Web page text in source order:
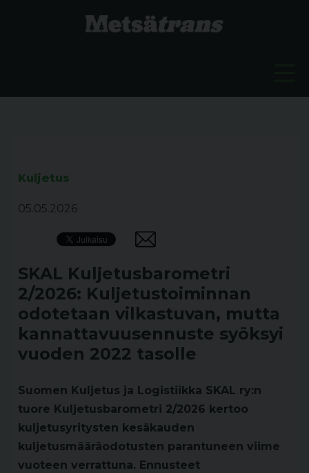
Kuljetus
05.05.2026
SKAL Kuljetusbarometri
2/2026: Kuljetustoiminnan
odotetaan vilkastuvan, mutta
kannattavuusennuste syöksyi
vuoden 2022 tasolle
Suomen Kuljetus ja Logistiikka SKAL ry:n
tuore Kuljetusbarometri 2/2026 kertoo
kuljetusyritysten kesäkauden
kuljetusmääräodotusten parantuneen viime
vuoteen verrattuna. Ennusteet